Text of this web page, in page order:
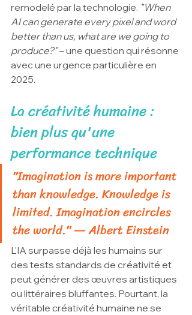
remodelé par la technologie. "When
AI can generate every pixel and word
better than us, what are we going to
produce?" – une question qui résonne
avec une urgence particulière en
2025.
La créativité humaine :
bien plus qu'une
performance technique
"Imagination is more important
than knowledge. Knowledge is
limited. Imagination encircles
the world." — Albert Einstein
L'IA surpasse déjà les humains sur
des tests standards de créativité et
peut générer des œuvres artistiques
ou littéraires bluffantes. Pourtant, la
véritable créativité humaine ne se